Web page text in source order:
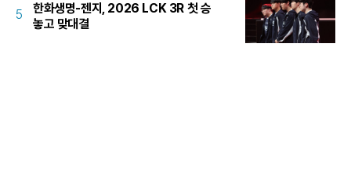
5
한화생명-젠지, 2026 LCK 3R 첫 승
놓고 맞대결